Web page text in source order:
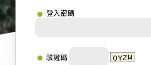
登入密碼
驗證碼